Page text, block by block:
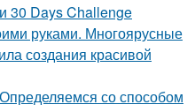
30 Days Challenge
руками. Многоярусные
создания красивой
со способом